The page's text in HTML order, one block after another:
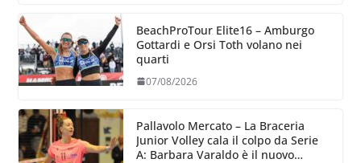
BeachProTour Elite16 – Amburgo
Gottardi e Orsi Toth volano nei
quarti
07/08/2026
Pallavolo Mercato – La Braceria
Junior Volley cala il colpo da Serie
A: Barbara Varaldo è il nuovo